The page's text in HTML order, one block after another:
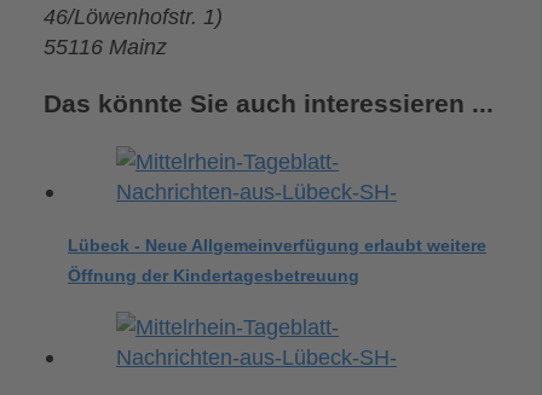
46/Löwenhofstr. 1)
55116 Mainz
Das könnte Sie auch interessieren ...
Lübeck - Neue Allgemeinverfügung erlaubt weitere
Öffnung der Kindertagesbetreuung